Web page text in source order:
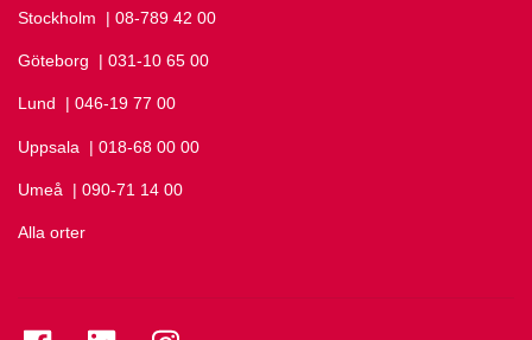
Stockholm Ring Stockholm på
| 08-789 42 00
Göteborg Ring Göteborg på
| 031-10 65 00
Lund Ring Lund på
| 046-19 77 00
Uppsala Ring Uppsala på
| 018-68 00 00
Umeå Ring Umeå på
| 090-71 14 00
Alla orter